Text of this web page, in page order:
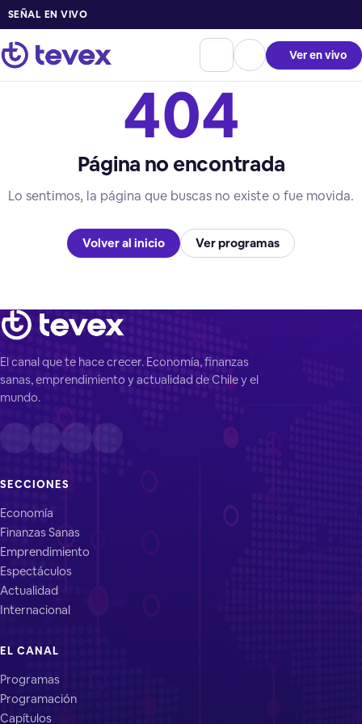
SEÑAL EN VIVO
Ver en vivo
404
Página no encontrada
Lo sentimos, la página que buscas no existe o fue movida.
Volver al inicio Ver programas
El canal que te hace crecer. Economía, finanzas
sanas, emprendimiento y actualidad de Chile y el
mundo.
SECCIONES
Economía
Finanzas Sanas
Emprendimiento
Espectáculos
Actualidad
Internacional
EL CANAL
Programas
Programación
Capítulos